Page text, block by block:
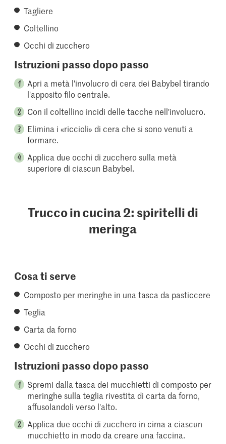
Tagliere
Coltellino
Occhi di zucchero
Istruzioni passo dopo passo
Apri a metà l'involucro di cera dei Babybel tirando
l'apposito filo centrale.
Con il coltellino incidi delle tacche nell'involucro.
Elimina i «riccioli» di cera che si sono venuti a
formare.
Applica due occhi di zucchero sulla metà
superiore di ciascun Babybel.
Trucco in cucina 2: spiritelli di
meringa
Cosa ti serve
Composto per meringhe in una tasca da pasticcere
Teglia
Carta da forno
Occhi di zucchero
Istruzioni passo dopo passo
Spremi dalla tasca dei mucchietti di composto per
meringhe sulla teglia rivestita di carta da forno,
affusolandoli verso l'alto.
Applica due occhi di zucchero in cima a ciascun
mucchietto in modo da creare una faccina.